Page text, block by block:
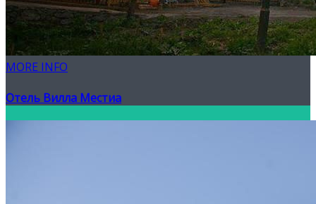
MORE INFO
Отель Вилла Местиа